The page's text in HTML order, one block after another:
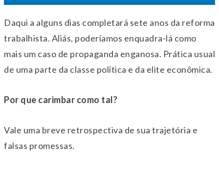
Daqui a alguns dias completará sete anos da reforma
trabalhista. Aliás, poderíamos enquadra-lá como
mais um caso de propaganda enganosa. Prática usual
de uma parte da classe política e da elite econômica.
Por que carimbar como tal?
Vale uma breve retrospectiva de sua trajetória e
falsas promessas.